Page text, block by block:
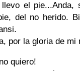
el
del no herido.
por la gloria de mi
quiero!